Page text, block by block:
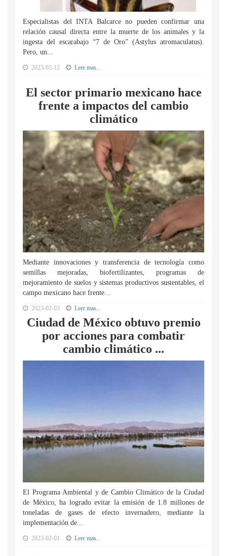
Especialistas del INTA Balcarce no pueden confirmar una
relación causal directa entre la muerte de los animales y la
ingesta del escarabajo “7 de Oro” (Astylus atromaculatus).
Pero, un...
2023-02-12 Leer mas...
El sector primario mexicano hace
frente a impactos del cambio
climático
Mediante innovaciones y transferencia de tecnología como
semillas mejoradas, biofertilizantes, programas de
mejoramiento de suelos y sistemas productivos sustentables, el
campo mexicano hace frente...
2023-02-03 Leer mas...
Ciudad de México obtuvo premio
por acciones para combatir
cambio climático ...
El Programa Ambiental y de Cambio Climático de la Ciudad
de México, ha logrado evitar la emisión de 1.8 millones de
toneladas de gases de efecto invernadero, mediante la
implementación de...
2023-02-01 Leer mas...